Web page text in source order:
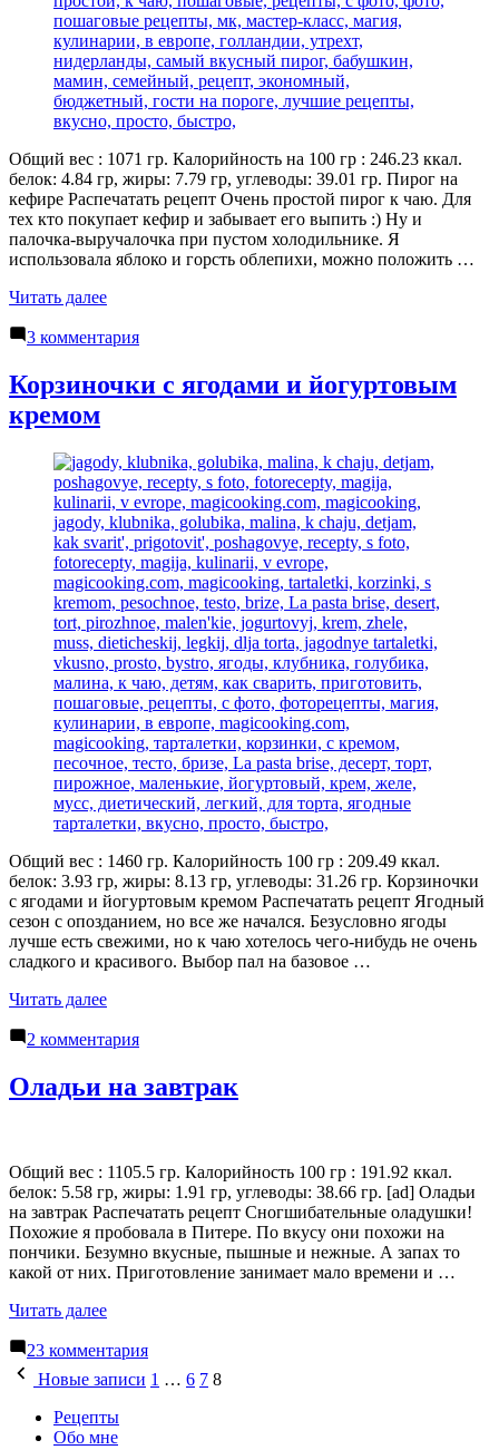
Общий вес : 1071 гр. Калорийность на 100 гр : 246.23 ккал.
белок: 4.84 гр, жиры: 7.79 гр, углеводы: 39.01 гр. Пирог на
кефире Распечатать рецепт Очень простой пирог к чаю. Для
тех кто покупает кефир и забывает его выпить :) Ну и
палочка-выручалочка при пустом холодильнике. Я
использовала яблоко и горсть облепихи, можно положить …
Читать далее«Пирог
кефире»
3 комментарияк
на
Корзиночки с ягодами и йогуртовым
кремом
Общий вес : 1460 гр. Калорийность 100 гр : 209.49 ккал.
белок: 3.93 гр, жиры: 8.13 гр, углеводы: 31.26 гр. Корзиночки
с ягодами и йогуртовым кремом Распечатать рецепт Ягодный
сезон с опозданием, но все же начался. Безусловно ягоды
лучше есть свежими, но к чаю хотелось чего-нибудь не очень
сладкого и красивого. Выбор пал на базовое …
Читать далее«Корзиночки
ягодами
кремом»
2 комментарияк
с
кремом
Оладьи на завтрак
Общий вес : 1105.5 гр. Калорийность 100 гр : 191.92 ккал.
белок: 5.58 гр, жиры: 1.91 гр, углеводы: 38.66 гр. [ad] Оладьи
на завтрак Распечатать рецепт Сногшибательные оладушки!
Похожие я пробовала в Питере. По вкусу они похожи на
пончики. Безумно вкусные, пышные и нежные. А запах то
какой от них. Приготовление занимает мало времени и …
Читать далее«Оладьи
завтрак»
23 комментарияк
Оладьи
Навигация
записям
Новые записи 1 … 6 7 8
Рецепты
Обо мне